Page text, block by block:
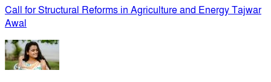
Call for Structural Reforms in Agriculture and Energy Tajwar
Awal